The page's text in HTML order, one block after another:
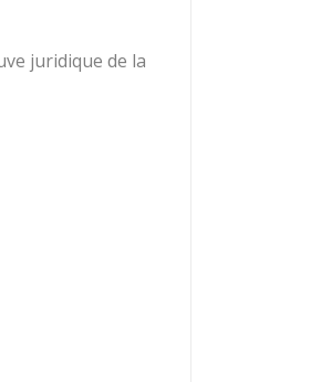
juridique de la